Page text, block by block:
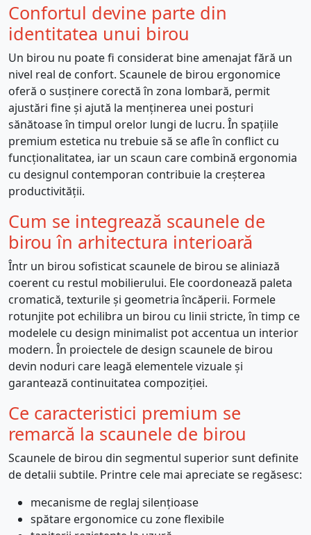
Confortul devine parte din
identitatea unui birou
Un birou nu poate fi considerat bine amenajat fără un
nivel real de confort. Scaunele de birou ergonomice
oferă o susținere corectă în zona lombară, permit
ajustări fine și ajută la menținerea unei posturi
sănătoase în timpul orelor lungi de lucru. În spațiile
premium estetica nu trebuie să se afle în conflict cu
funcționalitatea, iar un scaun care combină ergonomia
cu designul contemporan contribuie la creșterea
productivității.
Cum se integrează scaunele de
birou în arhitectura interioară
Într un birou sofisticat scaunele de birou se aliniază
coerent cu restul mobilierului. Ele coordonează paleta
cromatică, texturile și geometria încăperii. Formele
rotunjite pot echilibra un birou cu linii stricte, în timp ce
modelele cu design minimalist pot accentua un interior
modern. În proiectele de design scaunele de birou
devin noduri care leagă elementele vizuale și
garantează continuitatea compoziției.
Ce caracteristici premium se
remarcă la scaunele de birou
Scaunele de birou din segmentul superior sunt definite
de detalii subtile. Printre cele mai apreciate se regăsesc:
mecanisme de reglaj silențioase
spătare ergonomice cu zone flexibile